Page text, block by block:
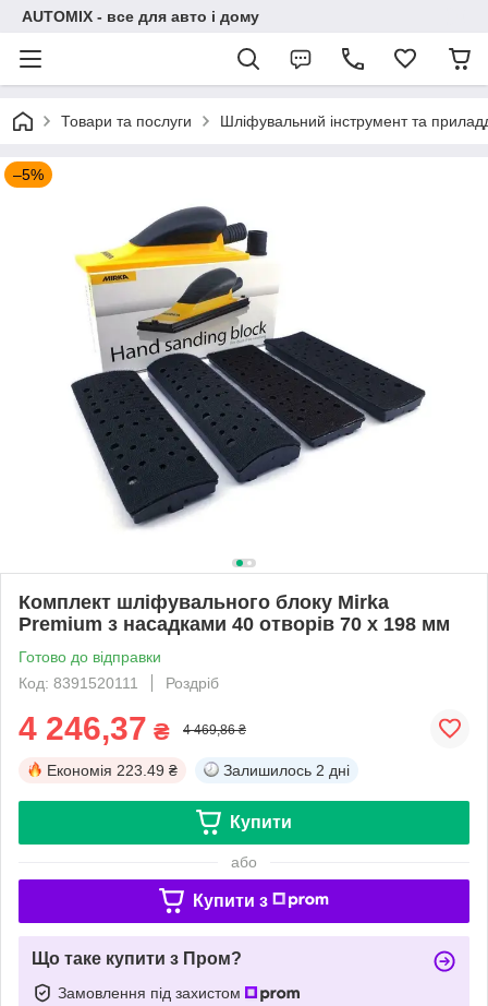
AUTOMIX - все для авто і дому
Товари та послуги Шліфувальний інструмент та
–5%
Комплект шліфувального блоку Mirka
Premium з насадками 40 отворів 70 x 198 мм
Готово до відправки
Код: 8391520111
Роздріб
4 246,37 ₴ 4 469,86 ₴
Економія 223.49 ₴ Залишилось 2 дні
Купити
або
Купити з
Що таке купити з Пром?
Замовлення під захистом